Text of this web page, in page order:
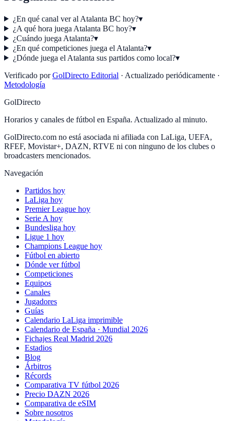
¿En qué canal ver al Atalanta BC hoy?▾
¿A qué hora juega Atalanta BC hoy?▾
¿Cuándo juega Atalanta?▾
¿En qué competiciones juega el Atalanta?▾
¿Dónde juega el Atalanta sus partidos como local?▾
Verificado por GolDirecto Editorial · Actualizado periódicamente ·
Metodología
GolDirecto
Horarios y canales de fútbol en España. Actualizado al minuto.
GolDirecto.com no está asociada ni afiliada con LaLiga, UEFA,
RFEF, Movistar+, DAZN, RTVE ni con ninguno de los clubes o
broadcasters mencionados.
Navegación
Partidos hoy
LaLiga hoy
Premier League hoy
Serie A hoy
Bundesliga hoy
Ligue 1 hoy
Champions League hoy
Fútbol en abierto
Dónde ver fútbol
Competiciones
Equipos
Canales
Jugadores
Guías
Calendario LaLiga imprimible
Calendario de España · Mundial 2026
Fichajes Real Madrid 2026
Estadios
Blog
Árbitros
Récords
Comparativa TV fútbol 2026
Precio DAZN 2026
Comparativa de eSIM
Sobre nosotros